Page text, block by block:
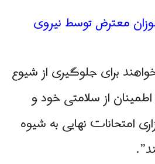
معترض توسط نیروی
برای جلوگیری از شیوع
از سلامتی خود و
امتحانات نهایی به شیوه